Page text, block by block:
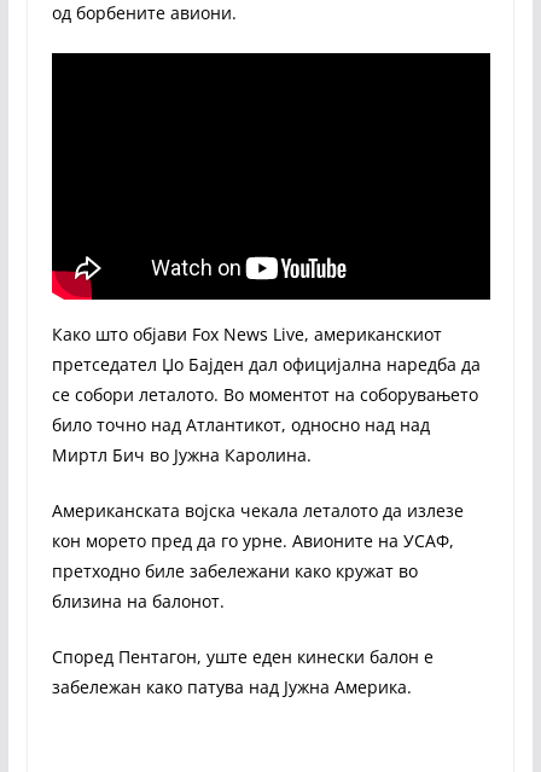
од борбените авиони.
Како што објави Fox News Live, американскиот
претседател Џо Бајден дал официјална наредба да
се собори леталото. Во моментот на соборувањето
било точно над Атлантикот, односно над над
Миртл Бич во Јужна Каролина.
Американската војска чекала леталото да излезе
кон морето пред да го урне. Авионите на УСАФ,
претходно биле забележани како кружат во
близина на балонот.
Според Пентагон, уште еден кинески балон е
забележан како патува над Јужна Америка.